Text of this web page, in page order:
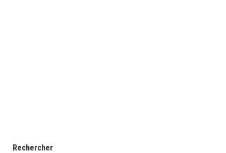
Rechercher